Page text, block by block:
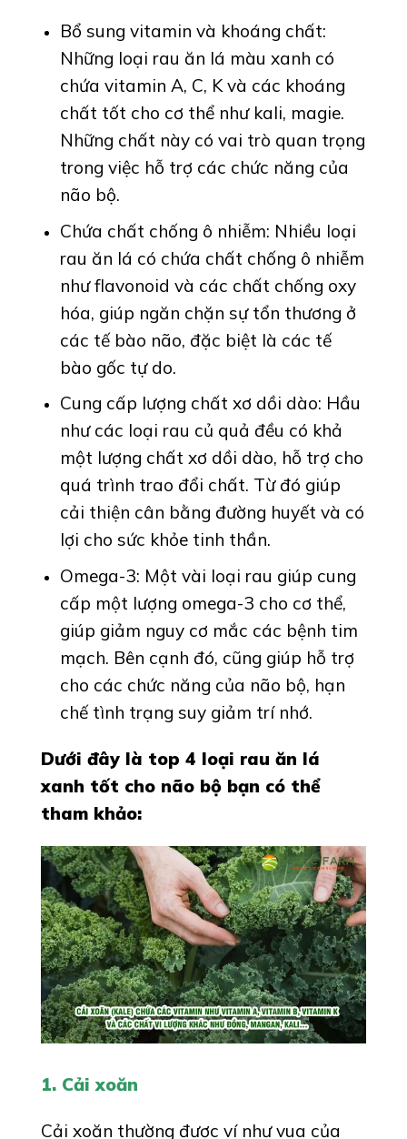
Bổ sung vitamin và khoáng chất:
Những loại rau ăn lá màu xanh có
chứa vitamin A, C, K và các khoáng
chất tốt cho cơ thể như kali, magie.
Những chất này có vai trò quan trọng
trong việc hỗ trợ các chức năng của
não bộ.
Chứa chất chống ô nhiễm: Nhiều loại
rau ăn lá có chứa chất chống ô nhiễm
như flavonoid và các chất chống oxy
hóa, giúp ngăn chặn sự tổn thương ở
các tế bào não, đặc biệt là các tế
bào gốc tự do.
Cung cấp lượng chất xơ dồi dào: Hầu
như các loại rau củ quả đều có khả
một lượng chất xơ dồi dào, hỗ trợ cho
quá trình trao đổi chất. Từ đó giúp
cải thiện cân bằng đường huyết và có
lợi cho sức khỏe tinh thần.
Omega-3: Một vài loại rau giúp cung
cấp một lượng omega-3 cho cơ thể,
giúp giảm nguy cơ mắc các bệnh tim
mạch. Bên cạnh đó, cũng giúp hỗ trợ
cho các chức năng của não bộ, hạn
chế tình trạng suy giảm trí nhớ.
Dưới đây là top 4 loại rau ăn lá
xanh tốt cho não bộ bạn có thể
tham khảo:
1. Cải xoăn
Cải xoăn thường được ví như vua của